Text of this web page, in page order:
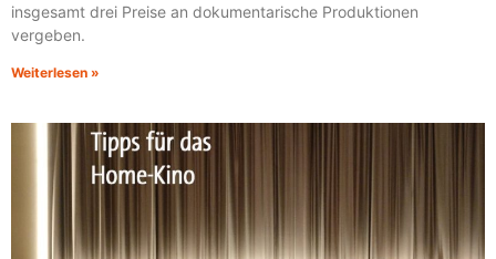
insgesamt drei Preise an dokumentarische Produktionen
vergeben.
Weiterlesen »